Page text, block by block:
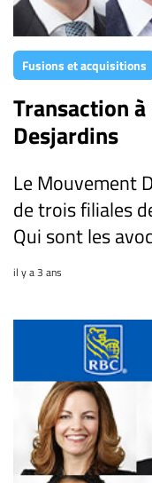
CARRIÈRE
ET
EMPLOIS
AVOCATS
JURISTES
Offres
d'emploi
Continue
CABINETS
ET
ENTREPRISES
Espace
entreprises
Fusions et acquisitions
Transaction
Desjardins
Le Mouvement
de trois filiales
Qui sont les
il y a 3 ans